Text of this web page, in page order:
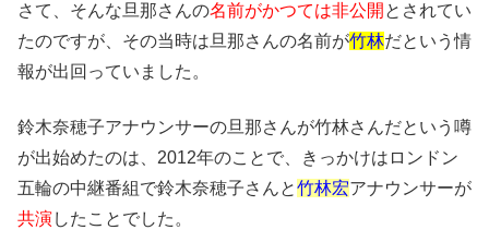
さて、そんな旦那さんの名前がかつては非公開 とされてい
たのですが、その当時は旦那さんの名前が竹林だという情
報が出回っていました。
鈴木奈穂子アナウンサーの旦那さんが竹林さんだという噂
が出始めたのは、2012年のことで、きっかけはロンドン
五輪の中継番組で鈴木奈穂子さんと竹林宏アナウンサーが
共演したことでした。